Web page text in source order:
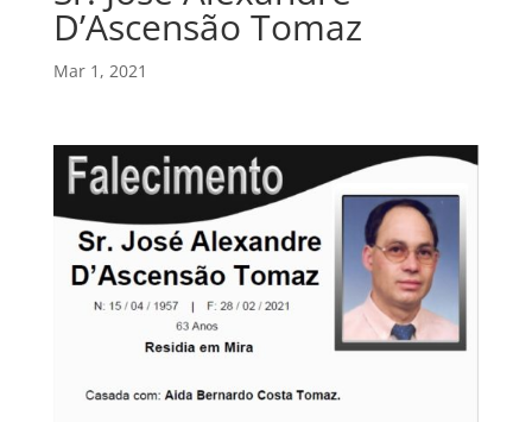
D’Ascensão Tomaz
Mar 1, 2021